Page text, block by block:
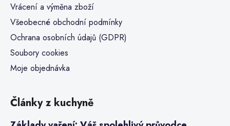
Vrácení a výměna zboží
Všeobecné obchodní podmínky
Ochrana osobních údajů (GDPR)
Soubory cookies
Moje objednávka
Články z kuchyně